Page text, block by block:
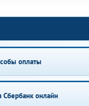
оплаты
Сбербанк онлайн